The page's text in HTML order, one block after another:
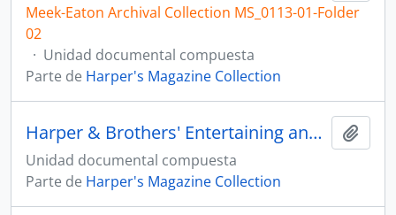
Meek-Eaton Archival Collection MS_0113-01-Folder
02
· Unidad documental compuesta
Parte de Harper's Magazine Collection
Harper & Brothers' Entertaining and Instructive Gift-Books ("from Harper's Young People")
Unidad documental compuesta
Parte de Harper's Magazine Collection